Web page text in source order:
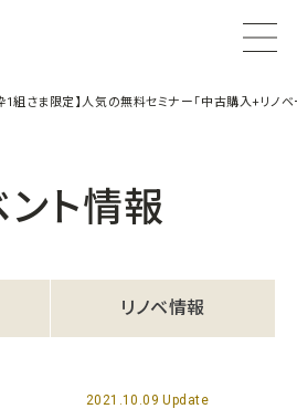
1組さま限定】人気の無料セミナー「中古購入+リノベ
ント情報
リノベ情報
2021.10.09 Update